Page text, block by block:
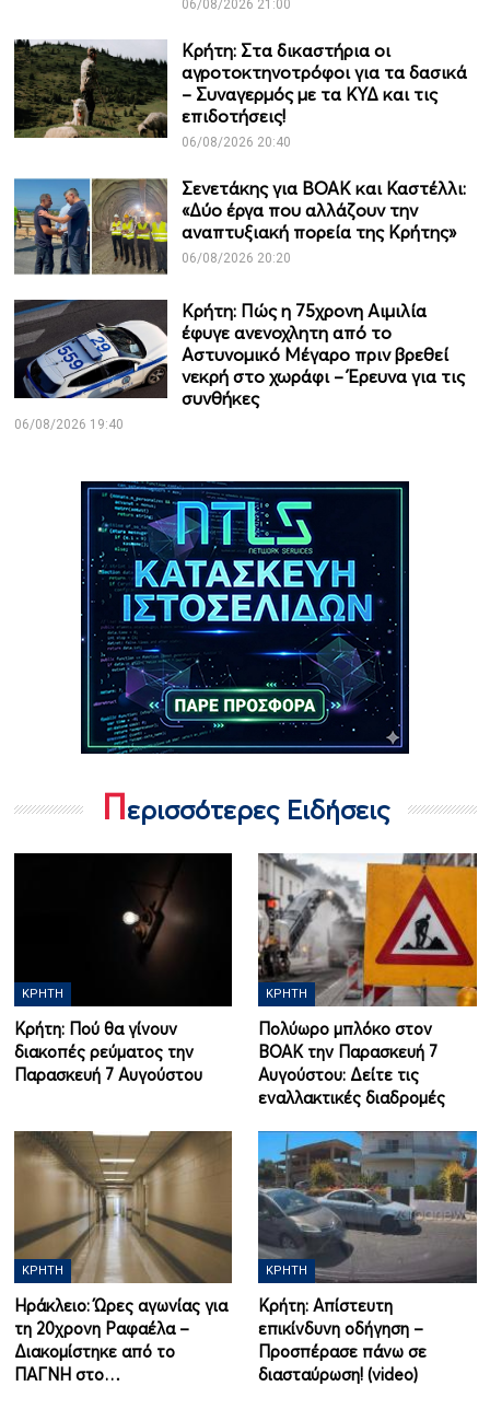
06/08/2026 21:00
Κρήτη: Στα δικαστήρια οι
αγροτοκτηνοτρόφοι για τα δασικά
– Συναγερμός με τα ΚΥΔ και τις
επιδοτήσεις!
06/08/2026 20:40
Σενετάκης για ΒΟΑΚ και Καστέλλι:
«Δύο έργα που αλλάζουν την
αναπτυξιακή πορεία της Κρήτης»
06/08/2026 20:20
Κρήτη: Πώς η 75χρονη Αιμιλία
έφυγε ανενοχλητη από το
Αστυνομικό Μέγαρο πριν βρεθεί
νεκρή στο χωράφι – Έρευνα για τις
συνθήκες
06/08/2026 19:40
Περισσότερες Ειδήσεις
ΚΡΉΤΗ
Κρήτη: Πού θα γίνουν
διακοπές ρεύματος την
Παρασκευή 7 Αυγούστου
ΚΡΉΤΗ
Πολύωρο μπλόκο στον
ΒΟΑΚ την Παρασκευή 7
Αυγούστου: Δείτε τις
εναλλακτικές διαδρομές
ΚΡΉΤΗ
Ηράκλειο: Ώρες αγωνίας για
τη 20χρονη Ραφαέλα –
Διακομίστηκε από το
ΠΑΓΝΗ στο…
ΚΡΉΤΗ
Κρήτη: Απίστευτη
επικίνδυνη οδήγηση –
Προσπέρασε πάνω σε
διασταύρωση! (video)